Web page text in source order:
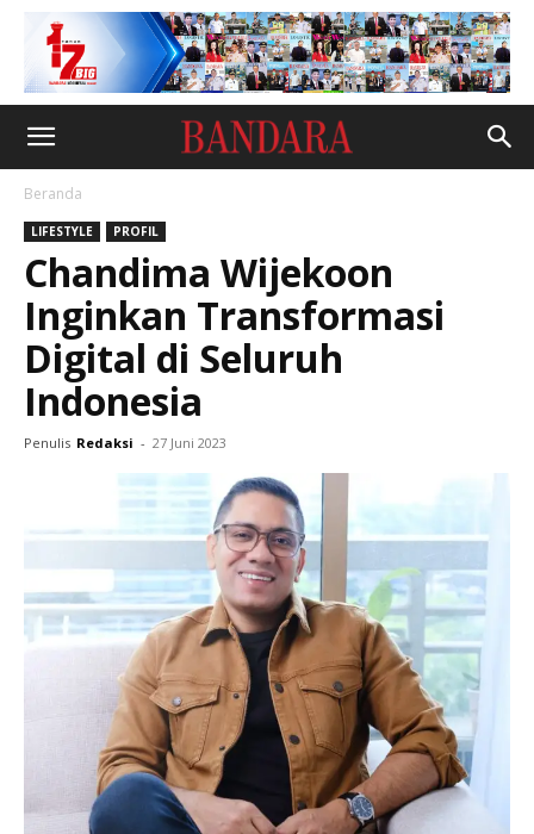
Beranda
LIFESTYLE PROFIL
Chandima Wijekoon
Inginkan Transformasi
Digital di Seluruh
Indonesia
Penulis Redaksi - 27 Juni 2023